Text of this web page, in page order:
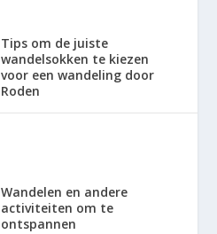
Tips om de juiste
wandelsokken te kiezen
voor een wandeling door
Roden
Wandelen en andere
activiteiten om te
ontspannen